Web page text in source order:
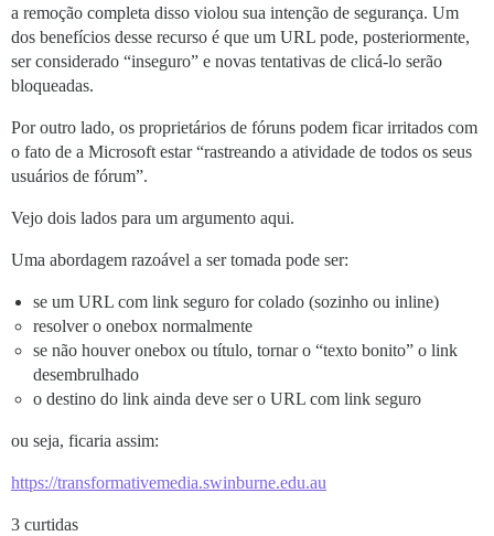
a remoção completa disso violou sua intenção de segurança. Um
dos benefícios desse recurso é que um URL pode, posteriormente,
ser considerado “inseguro” e novas tentativas de clicá-lo serão
bloqueadas.
Por outro lado, os proprietários de fóruns podem ficar irritados com
o fato de a Microsoft estar “rastreando a atividade de todos os seus
usuários de fórum”.
Vejo dois lados para um argumento aqui.
Uma abordagem razoável a ser tomada pode ser:
se um URL com link seguro for colado (sozinho ou inline)
resolver o onebox normalmente
se não houver onebox ou título, tornar o “texto bonito” o link
desembrulhado
o destino do link ainda deve ser o URL com link seguro
ou seja, ficaria assim:
https://transformativemedia.swinburne.edu.au
3 curtidas